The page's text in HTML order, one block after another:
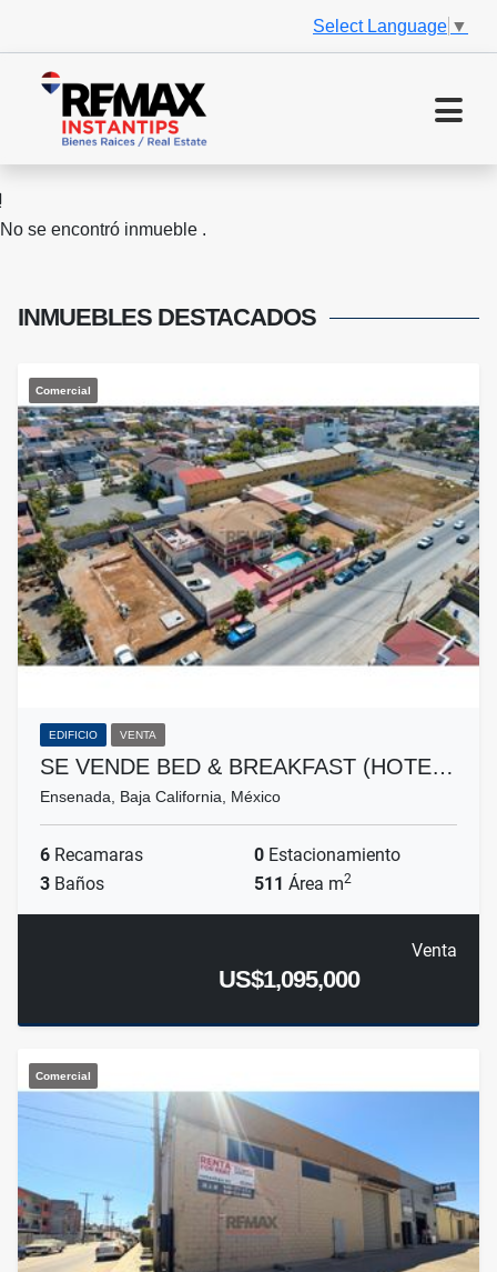
Select Language ▼
No se encontró inmueble .
INMUEBLES DESTACADOS
Comercial
EDIFICIO VENTA
SE VENDE BED & BREAKFAST (HOTE…
Ensenada, Baja California, México
6 Recamaras 0 Estacionamiento
3 Baños 511 Área m2
Venta
US$1,095,000
Comercial